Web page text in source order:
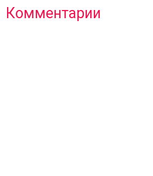
Комментарии